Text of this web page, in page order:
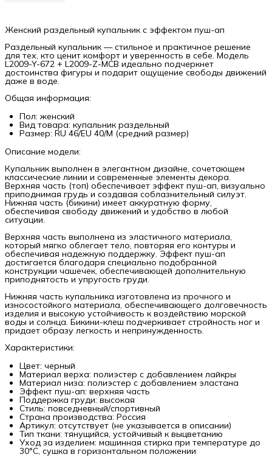
Женский раздельный купальник с эффектом пуш-ап
Раздельный купальник — стильное и практичное решение
для тех, кто ценит комфорт и уверенность в себе. Модель
L2009-Y-672 + L2009-Z-MCB идеально подчеркнет
достоинства фигуры и подарит ощущение свободы движений
даже в воде.
Общая информация:
Пол: женский
Вид товара: купальник раздельный
Размер: RU 46/EU 40/M (средний размер)
Описание модели:
Купальник выполнен в элегантном дизайне, сочетающем
классические линии и современные элементы декора.
Верхняя часть (топ) обеспечивает эффект пуш-ап, визуально
приподнимая грудь и создавая соблазнительный силуэт.
Нижняя часть (бикини) имеет аккуратную форму,
обеспечивая свободу движений и удобство в любой
ситуации.
Верхняя часть выполнена из эластичного материала,
который мягко облегает тело, повторяя его контуры и
обеспечивая надежную поддержку. Эффект пуш-ап
достигается благодаря специально подобранной
конструкции чашечек, обеспечивающей дополнительную
приподнятость и упругость груди.
Нижняя часть купальника изготовлена из прочного и
износостойкого материала, обеспечивающего долговечность
изделия и высокую устойчивость к воздействию морской
воды и солнца. Бикини-клеш подчеркивает стройность ног и
придает образу легкость и непринужденность.
Характеристики:
Цвет: черный
Материал верха: полиэстер с добавлением лайкры
Материал низа: полиэстер с добавлением эластана
Эффект пуш-ап: верхняя часть
Поддержка груди: высокая
Стиль: повседневный/спортивный
Страна производства: Россия
Артикул: отсутствует (не указывается в описании)
Тип ткани: тянущийся, устойчивый к выцветанию
Уход за изделием: машинная стирка при температуре до
30°C, сушка в горизонтальном положении